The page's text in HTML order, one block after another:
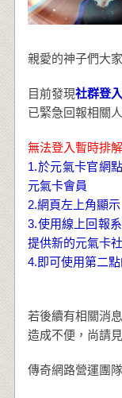
親愛的神子們大家
目前發現社群登
已緊急回報相關
無法登入暫時排
1.於元氣卡官網
元氣卡會員
2.網頁左上角顯
3.使用線上回報
提供新的元氣卡
4.即可使用第二
若後續有相關消
造成不便，尚請
傳奇網路營運團